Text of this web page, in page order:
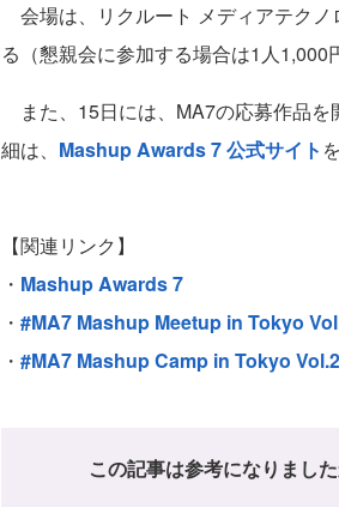
会場は、リクルート メディアテク
る（懇親会に参加する場合は1人1,000
また、15日には、MA7の応募作品
細は、 Mashup Awards 7 公式サイト
【関連リンク】
・ Mashup Awards 7
・ #MA7 Mashup Meetup in Tokyo
・ #MA7 Mashup Camp in Tokyo Vol.2
この記事は参考になりまし